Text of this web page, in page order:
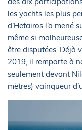
les yachts les plus
d’Hetairos l’a mené
même si
être disputées. Déjà
2019, il remporte à
seulement devant
mètres) vainqueur